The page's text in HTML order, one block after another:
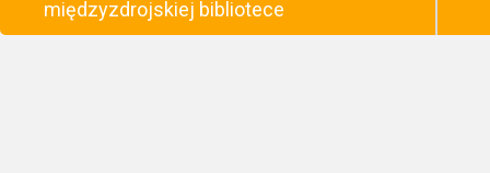
międzyzdrojskiej bibliotece